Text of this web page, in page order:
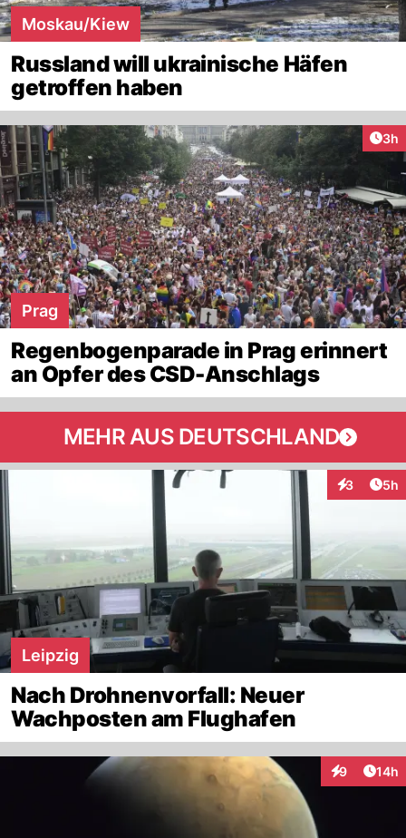
Moskau/Kiew
Russland will ukrainische Häfen
getroffen haben
3h
Prag
Regenbogenparade in Prag erinnert
an Opfer des CSD-Anschlags
MEHR AUS DEUTSCHLAND
3 5h
Leipzig
Nach Drohnenvorfall: Neuer
Wachposten am Flughafen
9
Interaktionen
14h